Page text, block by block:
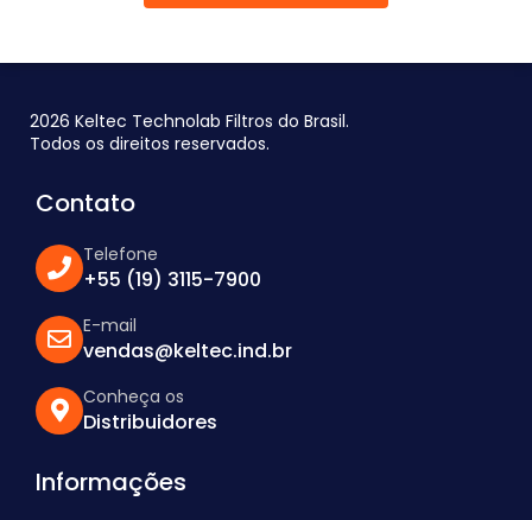
2026 Keltec Technolab Filtros do Brasil.
Todos os direitos reservados.
Contato
Telefone
+55 (19) 3115-7900
E-mail
vendas@keltec.ind.br
Conheça os
Distribuidores
Informações